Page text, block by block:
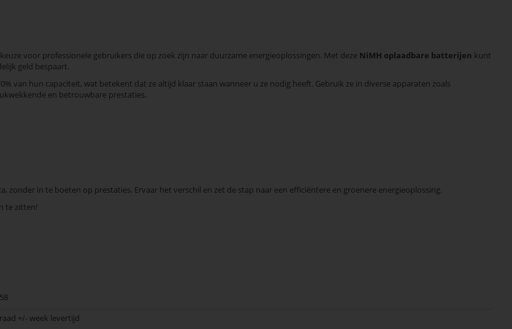
voor professionele gebruikers die op zoek zijn naar duurzame energieoplossingen. Met deze NiMH oplaadbare batterijen kunt
geld bespaart.
van hun capaciteit, wat betekent dat ze altijd klaar staan wanneer u ze nodig heeft. Gebruik ze in diverse apparaten zoals
en betrouwbare prestaties.
zonder in te boeten op prestaties. Ervaar het verschil en zet de stap naar een efficiëntere en groenere energieoplossing.
te zitten!
+/- week levertijd